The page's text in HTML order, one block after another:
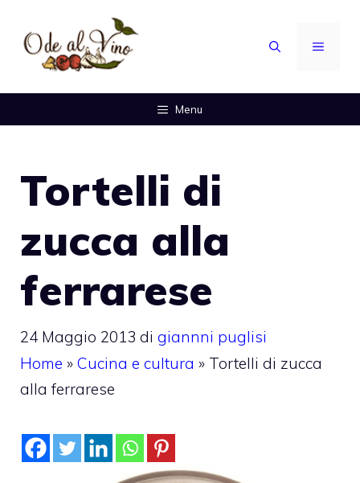
contenuto
MENU
Menu
Tortelli di
zucca alla
ferrarese
24 Maggio 2013 di giannni puglisi
Home » Cucina e cultura » Tortelli di zucca
alla ferrarese